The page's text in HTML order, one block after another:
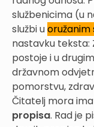
službenicima (u
službi uoružanim
nastavku teksta:
postoje i u
državnom
pomorstvu,
Čitatelj mora
propisa. Rad je